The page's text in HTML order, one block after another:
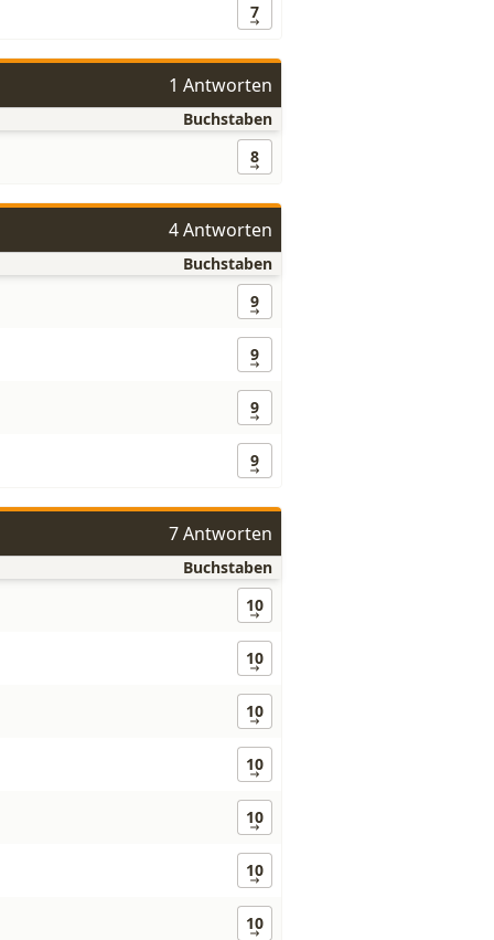
7
1 Antworten
Buchstaben
8
4 Antworten
Buchstaben
9
9
9
9
7 Antworten
Buchstaben
10
10
10
10
10
10
10